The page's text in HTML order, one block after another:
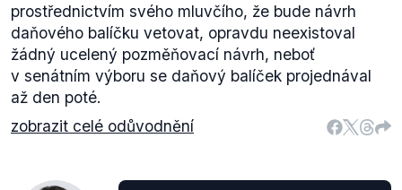
prostřednictvím svého mluvčího, že bude návrh
daňového balíčku vetovat, opravdu neexistoval
žádný ucelený pozměňovací návrh, neboť
v senátním výboru se daňový balíček projednával
až den poté.
zobrazit celé odůvodnění